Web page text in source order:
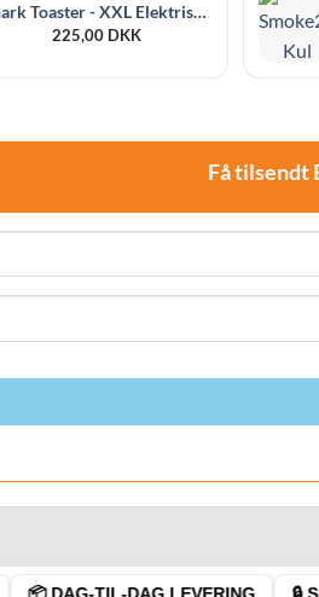
Shark Toaster - XXL Elektrisk Kultænder 800 Watt
225,00 DKK
Få tilsendt
📦 DAG-TIL-DAG LEVERING 🔒